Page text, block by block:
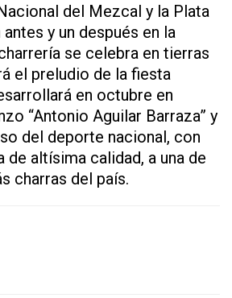
del Mezcal y la Plata
y un después en la
se celebra en tierras
el preludio de la fiesta
en octubre en
“Antonio Aguilar Barraza” y
del deporte nacional, con
de altísima calidad, a una de
charras del país.